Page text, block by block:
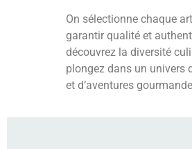
On sélectionne chaque
garantir qualité et
découvrez la diversité
plongez dans un univers
et d’aventures